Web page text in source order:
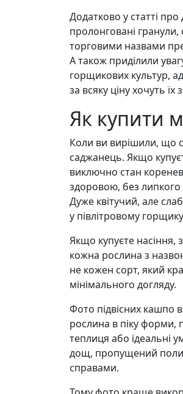
Додатково у статті
пролонговані гранули,
торговими назвами
А також приділили
горщикових культур,
за всяку ціну хочуть
Як купити
Коли ви вирішили, що
саджанець. Якщо
виключно стан
здоровою, без липкого
Дуже квітучий, але
у півлітровому
Якщо купуєте насіння,
кожна рослина з
не кожен сорт, який
мінімального догляду.
Фото підвісних кашпо
рослина в піку форми,
теплиця або ідеальні
дощ, пропущений
справами.